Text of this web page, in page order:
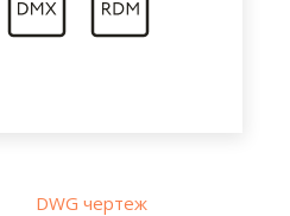
DWG чертеж